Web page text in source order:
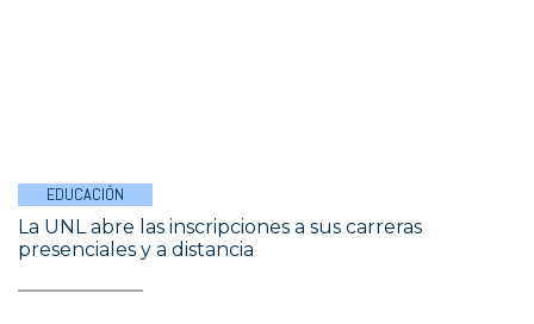
EDUCACIÓN
La UNL abre las inscripciones a sus carreras
presenciales y a distancia